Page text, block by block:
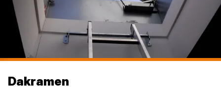
Dakramen